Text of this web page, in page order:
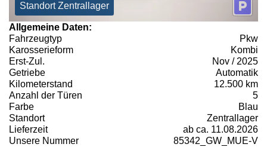
Standort Zentrallager
Allgemeine Daten:
Fahrzeugtyp
Pkw
Karosserieform
Kombi
Erst-Zul.
Nov / 2025
Getriebe
Automatik
Kilometerstand
12.500 km
Anzahl der Türen
5
Farbe
Blau
Standort
Zentrallager
Lieferzeit
ab ca. 11.08.2026
Unsere Nummer
85342_GW_MUE-V